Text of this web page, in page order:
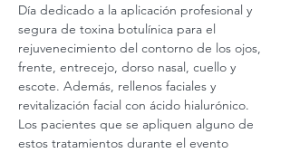
Día dedicado a la aplicación profesional y
segura de toxina botulínica para el
rejuvenecimiento del contorno de los ojos,
frente, entrecejo, dorso nasal, cuello y
escote. Además, rellenos faciales y
revitalización facial con ácido hialurónico.
Los pacientes que se apliquen alguno de
estos tratamientos durante el evento